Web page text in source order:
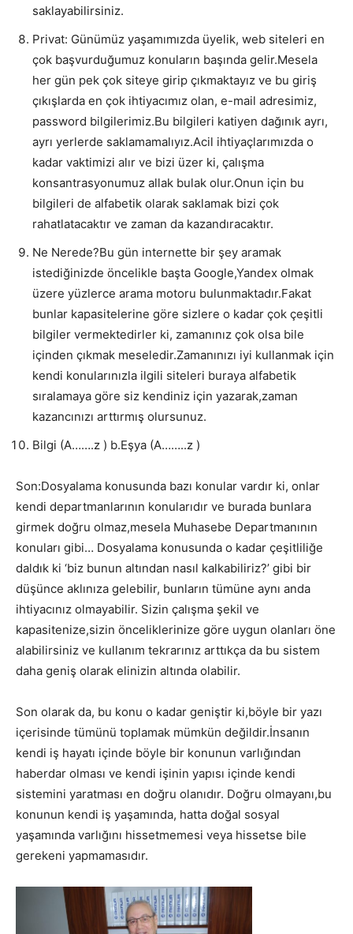
saklayabilirsiniz.
Privat: Günümüz yaşamımızda üyelik, web siteleri en
çok başvurduğumuz konuların başında gelir.Mesela
her gün pek çok siteye girip çıkmaktayız ve bu giriş
çıkışlarda en çok ihtiyacımız olan, e-mail adresimiz,
password bilgilerimiz.Bu bilgileri katiyen dağınık ayrı,
ayrı yerlerde saklamamalıyız.Acil ihtiyaçlarımızda o
kadar vaktimizi alır ve bizi üzer ki, çalışma
konsantrasyonumuz allak bulak olur.Onun için bu
bilgileri de alfabetik olarak saklamak bizi çok
rahatlatacaktır ve zaman da kazandıracaktır.
Ne Nerede?Bu gün internette bir şey aramak
istediğinizde öncelikle başta Google,Yandex olmak
üzere yüzlerce arama motoru bulunmaktadır.Fakat
bunlar kapasitelerine göre sizlere o kadar çok çeşitli
bilgiler vermektedirler ki, zamanınız çok olsa bile
içinden çıkmak meseledir.Zamanınızı iyi kullanmak için
kendi konularınızla ilgili siteleri buraya alfabetik
sıralamaya göre siz kendiniz için yazarak,zaman
kazancınızı arttırmış olursunuz.
Bilgi (A…….z ) b.Eşya (A……..z )
Son:Dosyalama konusunda bazı konular vardır ki, onlar
kendi departmanlarının konularıdır ve burada bunlara
girmek doğru olmaz,mesela Muhasebe Departmanının
konuları gibi… Dosyalama konusunda o kadar çeşitliliğe
daldık ki ‘biz bunun altından nasıl kalkabiliriz?’ gibi bir
düşünce aklınıza gelebilir, bunların tümüne aynı anda
ihtiyacınız olmayabilir. Sizin çalışma şekil ve
kapasitenize,sizin önceliklerinize göre uygun olanları öne
alabilirsiniz ve kullanım tekrarınız arttıkça da bu sistem
daha geniş olarak elinizin altında olabilir.
Son olarak da, bu konu o kadar geniştir ki,böyle bir yazı
içerisinde tümünü toplamak mümkün değildir.İnsanın
kendi iş hayatı içinde böyle bir konunun varlığından
haberdar olması ve kendi işinin yapısı içinde kendi
sistemini yaratması en doğru olanıdır. Doğru olmayanı,bu
konunun kendi iş yaşamında, hatta doğal sosyal
yaşamında varlığını hissetmemesi veya hissetse bile
gerekeni yapmamasıdır.